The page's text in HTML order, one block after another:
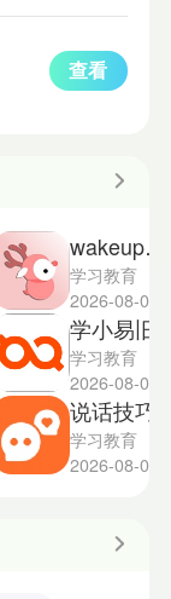
查看
wakeup课程表旧版本
学习教育
2026-08-07
学习教育
2026-08-07
说话技巧
学习教育
2026-08-06